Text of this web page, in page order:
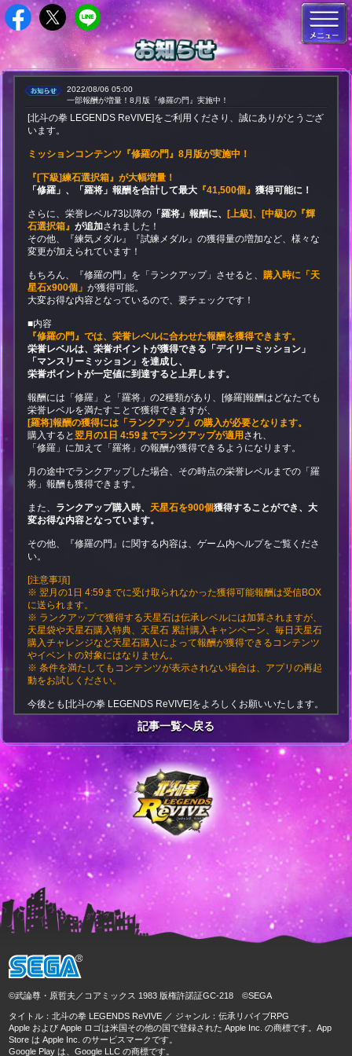
2022/08/06 05:00
一部報酬が増量！8月版『修羅の門』実施中！
[北斗の拳 LEGENDS ReVIVE]をご利用くださり、誠にありがとうござ
います。
ミッションコンテンツ『修羅の門』8月版が実施中！
『[下級]練石選択箱』が大幅増量！
「修羅」、「羅将」報酬を合計して最大 『41,500個』獲得可能に！
さらに、栄誉レベル73以降の 「羅将」報酬に、
[上級]、[中級]の『輝
石選択箱』が追加されました！
その他、『練気メダル』『試練メダル』の獲得量の増加など、様々な
変更が加えられています！
もちろん、『修羅の門』を「ランクアップ」させると、購入時に「天
星石x900個」が獲得可能。
大変お得な内容となっているので、要チェックです！
■内容
『修羅の門』では、栄誉レベルに合わせた報酬を獲得できます。
栄誉レベルは、栄誉ポイントが獲得できる「デイリーミッション」
「マンスリーミッション」を達成し、
栄誉ポイントが一定値に到達すると上昇します。
報酬には「修羅」と「羅将」の2種類があり、[修羅]報酬はどなたでも
栄誉レベルを満たすことで獲得できますが、
[羅将]報酬の獲得には「ランクアップ」の購入が必要となります。
購入すると翌月の1日 4:59までランクアップが適用 され、
「修羅」に加えて「羅将」の報酬が獲得できるようになります。
月の途中でランクアップした場合、その時点の栄誉レベルまでの「羅
将」報酬も獲得できます。
また、 ランクアップ購入時、 天星石を900個獲得することができ、大
変お得な内容となっています。
その他、『修羅の門』に関する内容は、ゲーム内ヘルプをご覧くださ
い。
[注意事項]
※ 翌月の1日 4:59までに受け取られなかった獲得可能報酬は受信BOX
に送られます。
※ ランクアップで獲得する天星石は伝承レベルには加算されますが、
天星袋や天星石購入特典、天星石 累計購入キャンペーン、毎日天星石
購入チャレンジなど天星石購入によって報酬が獲得できるコンテンツ
やイベントの対象にはなりません。
※ 条件を満たしてもコンテンツが表示されない場合は、アプリの再起
動をお試しください。
今後とも[北斗の拳 LEGENDS ReVIVE]をよろしくお願いいたします。
記事一覧へ戻る
©武論尊・原哲夫／コアミックス 1983 版権許諾証GC-218 ©SEGA
タイトル：北斗の拳 LEGENDS ReVIVE ／ ジャンル：伝承リバイブRPG
Apple および Apple ロゴは米国その他の国で登録された Apple Inc. の商標です。App
Store は Apple Inc. のサービスマークです。
Google Play は、Google LLC の商標です。